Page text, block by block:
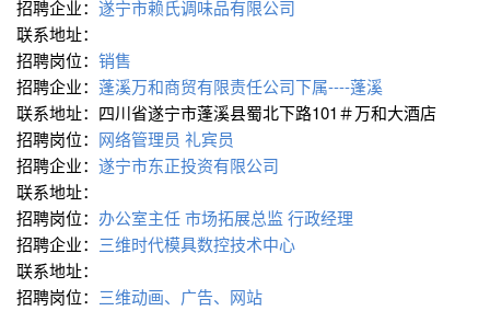
招聘企业： 遂宁市赖氏调味品有限公司
联系地址：
招聘岗位： 销售
招聘企业： 蓬溪万和商贸有限责任公司下属----蓬溪
联系地址：四川省遂宁市蓬溪县蜀北下路101＃万和大酒店
招聘岗位： 网络管理员 礼宾员
招聘企业： 遂宁市东正投资有限公司
联系地址：
招聘岗位： 办公室主任市场拓展总监行政经理
招聘企业： 三维时代模具数控技术中心
联系地址：
招聘岗位： 三维动画、广告、网站